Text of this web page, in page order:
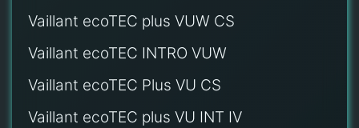
Vaillant ecoTEC plus VUW CS
Vaillant ecoTEC INTRO VUW
Vaillant ecoTEC Plus VU CS
Vaillant ecoTEC plus VU INT IV